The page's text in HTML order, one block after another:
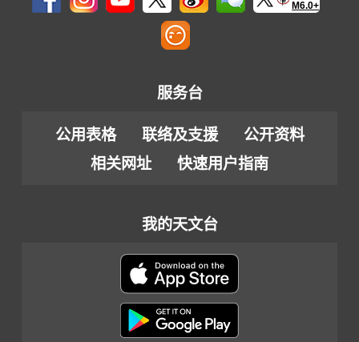
M6.0+
服务台
公用表格 联络及支援
公开资料
相关网址
快速用户指南
我的天文台